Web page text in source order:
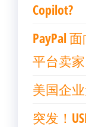
Copilot?
PayPal
平台卖家
美国企
突发！